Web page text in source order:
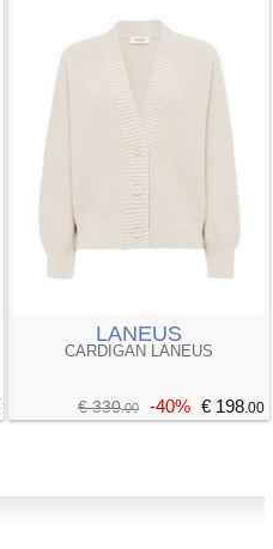
LANEUS
CARDIGAN LANEUS
€ 330.00 -40% € 198.00